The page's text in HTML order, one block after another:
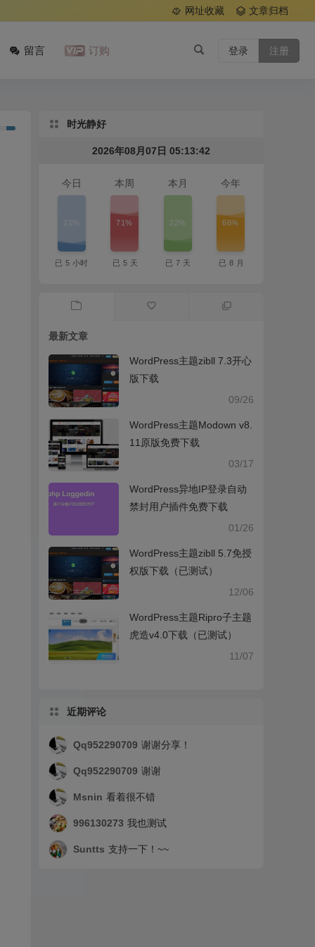
网址收藏 文章归档
留言 订购 登录 注册
时光静好
2026年08月07日 05:13:43
今日
21%
已 5 小时
本周
71%
已 5 天
本月
22%
已 7 天
今年
66%
已 8 月
最新文章
WordPress主题zibll 7.3开心
版下载
09/26
WordPress主题Modown v8.
11原版免费下载
03/17
WordPress异地IP登录自动
禁封用户插件免费下载
01/26
WordPress主题zibll 5.7免授
权版下载（已测试）
12/06
WordPress主题Ripro子主题
虎造v4.0下载（已测试）
11/07
近期评论
Qq952290709 谢谢分享！
Qq952290709 谢谢
Msnin 看着很不错
996130273 我也测试
Suntts 支持一下！~~